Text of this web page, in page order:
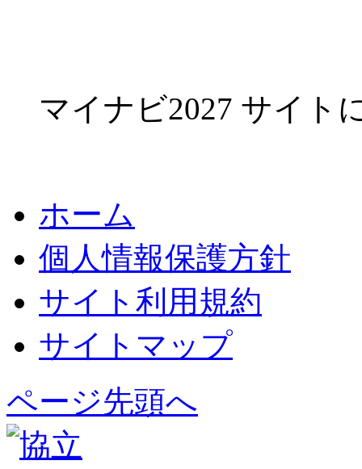
マイナビ2027 サイト
ホーム
個人情報保護方針
サイト利用規約
サイトマップ
ページ先頭へ